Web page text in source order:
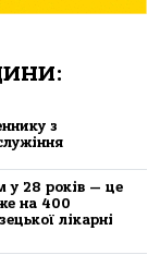
з
у 28 років — це
на 400
лікарні